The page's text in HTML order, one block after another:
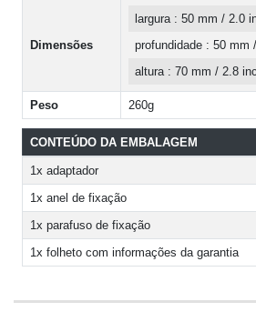
Dimensões
largura : 50 mm / 2.0
profundidade : 50 mm
altura : 70 mm / 2.8
Peso 260g
CONTEÚDO DA EMBALAGEM
1x adaptador
1x anel de fixação
1x parafuso de fixação
1x folheto com informações da garantia